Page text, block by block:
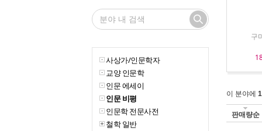
사상가/인문학자
교양 인문학
인문 에세이
인문 비평
인문학 전문사전
철학 일반
구
이 분야에
판매량순